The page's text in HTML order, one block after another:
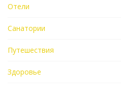
Отели
Санатории
Путешествия
Здоровье